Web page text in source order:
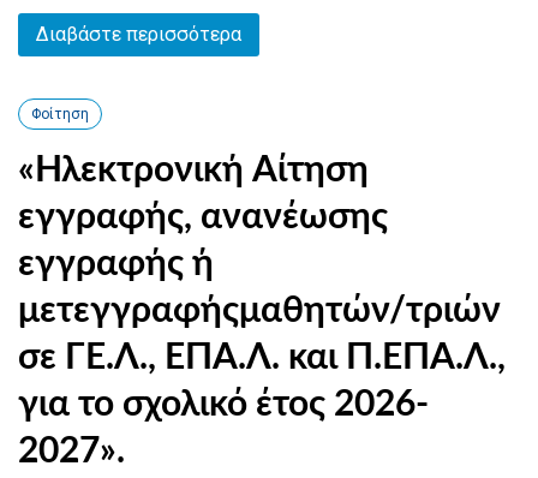
Διαβάστε περισσότερα
Φοίτηση
«Ηλεκτρονική Αίτηση
εγγραφής, ανανέωσης
εγγραφής ή
μετεγγραφήςμαθητών/τριών
σε ΓΕ.Λ., ΕΠΑ.Λ. και Π.ΕΠΑ.Λ.,
για το σχολικό έτος 2026-
2027».